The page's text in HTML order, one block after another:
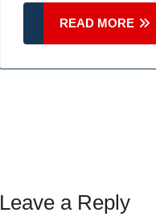
READ MORE
Leave a Reply